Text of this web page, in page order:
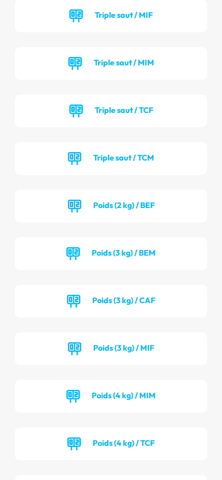
Triple saut / MIF
Triple saut / MIM
Triple saut / TCF
Triple saut / TCM
Poids (2 kg) / BEF
Poids (3 kg) / BEM
Poids (3 kg) / CAF
Poids (3 kg) / MIF
Poids (4 kg) / MIM
Poids (4 kg) / TCF